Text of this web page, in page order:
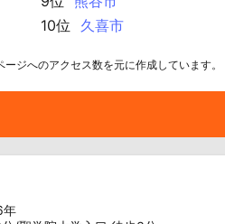
10位
久喜市
ジへのアクセス数を元に作成しています。
年